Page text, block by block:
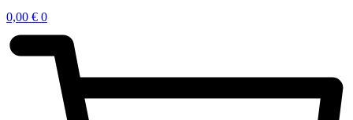
0,00 € 0